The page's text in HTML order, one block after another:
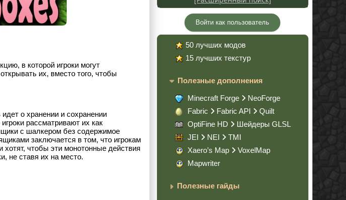
в которой игроки могут
их, вместо того, чтобы
о хранении и сохранении
рассматривают их как
с шалкером без содержимое
заключается в том, что игрокам
хотят, чтобы эти монотонные действия
не ставя их на место.
Войти как пользователь
50 лучших модов
15 лучших текстур
Полезные дополнения
Minecraft Forge
NeoForge
Fabric
Fabric API
Quilt
OptiFine HD
Шейдеры GLSL
JEI
NEI
TMI
Xaero’s Map
VoxelMap
Mapwriter
Полезные гайды